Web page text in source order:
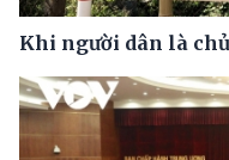
Khi người dân là